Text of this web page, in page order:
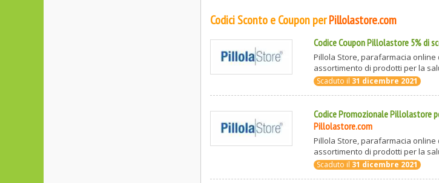
Codici Sconto e Coupon perPillolastore.com
Codice Coupon Pillolastore 5% di
Pillola Store, parafarmacia
assortimento di prodotti per la
Scaduto il 31 dicembre 2021
Codice Promozionale Pillolastore
Pillolastore.com
Pillola Store, parafarmacia
assortimento di prodotti per la
Scaduto il 31 dicembre 2021